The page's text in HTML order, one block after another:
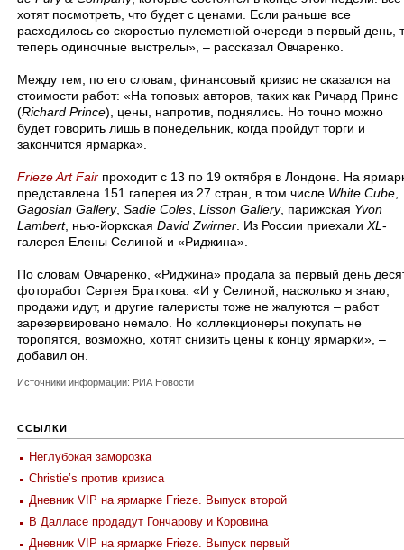
хотят посмотреть, что будет с ценами. Если раньше все
расходилось со скоростью пулеметной очереди в первый день,
теперь одиночные выстрелы», – рассказал Овчаренко.
Между тем, по его словам, финансовый кризис не сказался на
стоимости работ: «На топовых авторов, таких как Ричард Принс
(Richard Prince), цены, напротив, поднялись. Но точно можно
будет говорить лишь в понедельник, когда пройдут торги и
закончится ярмарка».
Frieze Art Fair проходит с 13 по 19 октября в Лондоне. На
представлена 151 галерея из 27 стран, в том числе White Сube
Gagosian Gallery, Sadie Coles Lisson Gallery, парижская Yvon
Lambert, нью-йоркская David Zwirner . Из России приехали XL -
галерея Елены Селиной и «Риджина».
По словам Овчаренко, «Риджина» продала за первый день
фоторабот Сергея Браткова. «И у Селиной, насколько я знаю,
продажи идут, и другие галеристы тоже не жалуются – работ
зарезервировано немало. Но коллекционеры покупать не
торопятся, возможно, хотят снизить цены к концу ярмарки», –
добавил он.
Источники информации: РИА Новости
ССЫЛКИ
Неглубокая заморозка
Christie’s против кризиса
Дневник VIP на ярмарке Frieze. Выпуск второй
В Далласе продадут Гончарову и Коровина
Дневник VIP на ярмарке Frieze. Выпуск первый